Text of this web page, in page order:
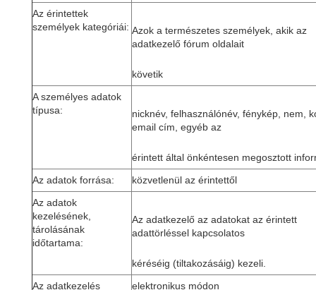
Az érintettek
személyek kategóriái: Azok a természetes személyek, akik az
adatkezelő fórum oldalait
követik
A személyes adatok
típusa:
nicknév, felhasználónév, fénykép, nem,
email cím, egyéb az
érintett által önkéntesen megosztott
Az adatok forrása:
közvetlenül az érintettől
Az adatok
kezelésének,
tárolásának
időtartama:
Az adatkezelő az adatokat az érintett
adattörléssel kapcsolatos
kéréséig (tiltakozásáig) kezeli.
Az adatkezelés
elektronikus módon